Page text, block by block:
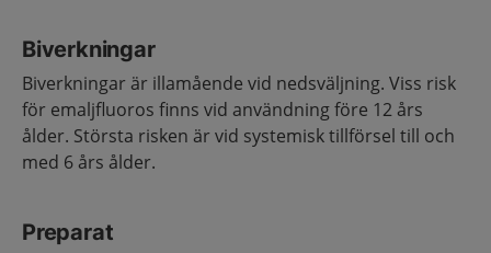
Biverkningar
Biverkningar är illamående vid nedsväljning. Viss risk
för emaljfluoros finns vid användning före 12 års
ålder. Största risken är vid systemisk tillförsel till och
med 6 års ålder.
Preparat